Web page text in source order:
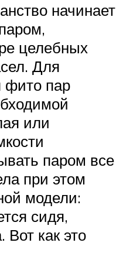
начинает
целебных
Для
фито пар
или
паром все
при этом
модели:
сидя,
как это